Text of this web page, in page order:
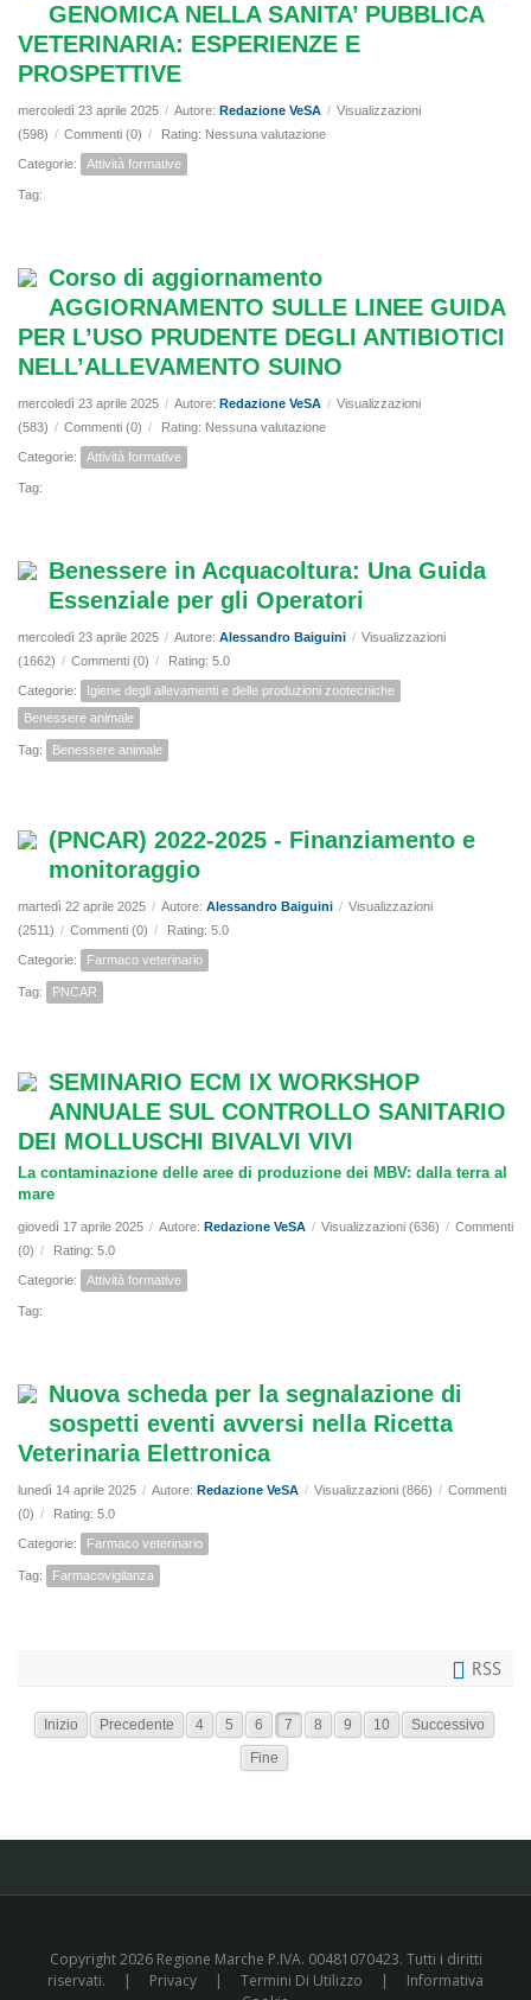
GENOMICA NELLA SANITA’ PUBBLICA
VETERINARIA: ESPERIENZE E
PROSPETTIVE
mercoledì 23 aprile 2025 / Autore: Redazione VeSA / Visualizzazioni
(598) / Commenti (0) / Rating: Nessuna valutazione
Categorie: Attività formative
Tag:
Corso di aggiornamento
AGGIORNAMENTO SULLE LINEE GUIDA
PER L’USO PRUDENTE DEGLI ANTIBIOTICI
NELL’ALLEVAMENTO SUINO
mercoledì 23 aprile 2025 / Autore: Redazione VeSA / Visualizzazioni
(583) / Commenti (0) / Rating: Nessuna valutazione
Categorie: Attività formative
Tag:
Benessere in Acquacoltura: Una Guida
Essenziale per gli Operatori
mercoledì 23 aprile 2025 / Autore: Alessandro Baiguini / Visualizzazioni
(1662) / Commenti (0) / Rating: 5.0
Categorie:
Igiene degli allevamenti e delle produzioni zootecniche
Benessere animale
Tag: Benessere animale
(PNCAR) 2022-2025 - Finanziamento e
monitoraggio
martedì 22 aprile 2025 / Autore: Alessandro Baiguini / Visualizzazioni
(2511) / Commenti (0) / Rating: 5.0
Categorie: Farmaco veterinario
Tag: PNCAR
SEMINARIO ECM IX WORKSHOP
ANNUALE SUL CONTROLLO SANITARIO
DEI MOLLUSCHI BIVALVI VIVI
La contaminazione delle aree di produzione dei MBV: dalla terra al
mare
giovedì 17 aprile 2025 / Autore: Redazione VeSA / Visualizzazioni (636) / Commenti
(0) / Rating: 5.0
Categorie: Attività formative
Tag:
Nuova scheda per la segnalazione di
sospetti eventi avversi nella Ricetta
Veterinaria Elettronica
lunedì 14 aprile 2025 / Autore: Redazione VeSA / Visualizzazioni (866) / Commenti
(0) / Rating: 5.0
Categorie: Farmaco veterinario
Tag: Farmacovigilanza
RSS
Inizio Precedente 4 5 6 7 8 9 10
Successivo
Fine
Copyright 2026 Regione Marche P.IVA. 00481070423. Tutti i diritti
riservati.
| Privacy | Termini Di Utilizzo |
Informativa